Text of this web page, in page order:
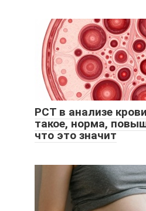
PCT в анализе
такое, норма,
что это значит